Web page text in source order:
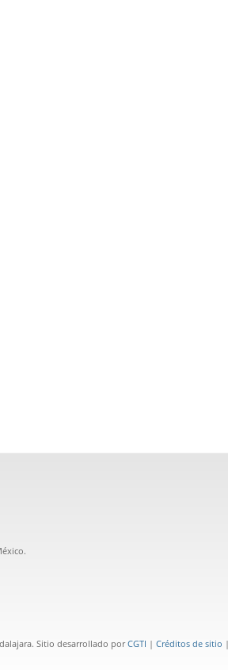
Sitio desarrollado porCGTI | Créditos de sitio |